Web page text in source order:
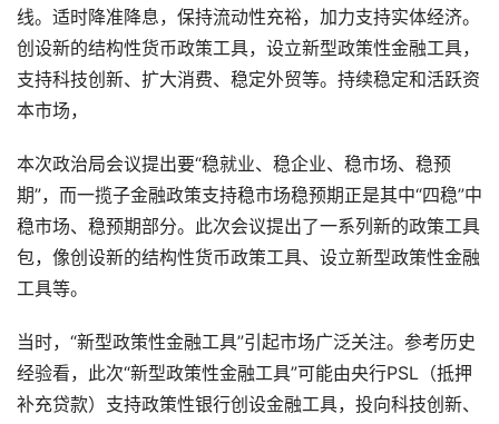
线。适时降准降息，保持流动性充裕，加力支持实体经济。
创设新的结构性货币政策工具，设立新型政策性金融工具，
支持科技创新、扩大消费、稳定外贸等。持续稳定和活跃资
本市场，
本次政治局会议提出要“稳就业、稳企业、稳市场、稳预
期”，而一揽子金融政策支持稳市场稳预期正是其中“四稳”中
稳市场、稳预期部分。此次会议提出了一系列新的政策工具
包，像创设新的结构性货币政策工具、设立新型政策性金融
工具等。
当时，“新型政策性金融工具”引起市场广泛关注。参考历史
经验看，此次“新型政策性金融工具”可能由央行PSL（抵押
补充贷款）支持政策性银行创设金融工具，投向科技创新、